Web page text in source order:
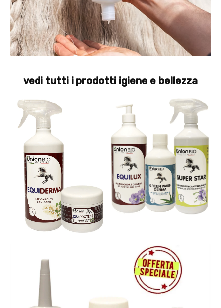
vedi tutti i prodotti igiene e bellezza